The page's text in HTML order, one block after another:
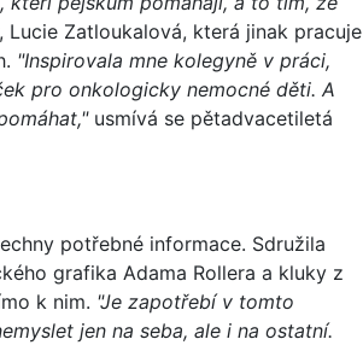
Lucie Zatloukalová, která jinak pracuje
"Inspirovala mne kolegyně v práci,
pro onkologicky nemocné děti. A
usmívá se pětadvacetiletá
potřebné informace. Sdružila
grafika Adama Rollera a kluky z
k nim. "Je zapotřebí v tomto
jen na seba, ale i na ostatní.